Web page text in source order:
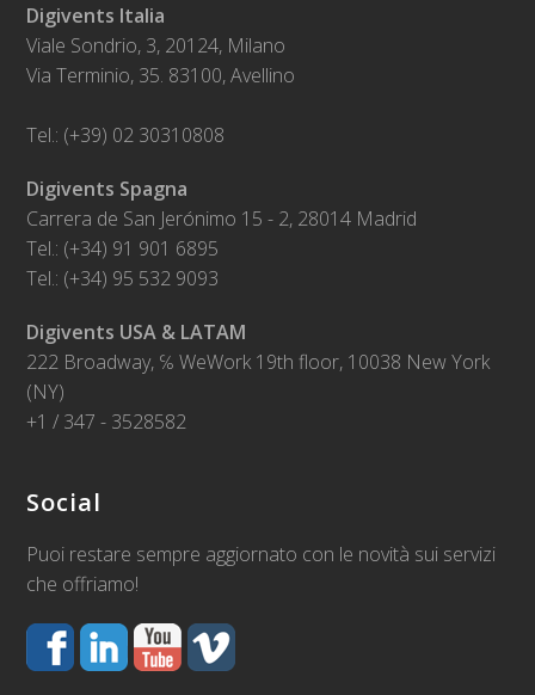
Digivents Italia
Viale Sondrio, 3, 20124, Milano
Via Terminio, 35. 83100, Avellino
Tel.: (+39) 02 30310808
Digivents Spagna
Carrera de San Jerónimo 15 - 2, 28014 Madrid
Tel.: (+34) 91 901 6895
Tel.: (+34) 95 532 9093
Digivents USA & LATAM
222 Broadway, ℅ WeWork 19th floor, 10038 New York
(NY)
+1 / 347 - 3528582
Social
Puoi restare sempre aggiornato con le novità sui servizi
che offriamo!